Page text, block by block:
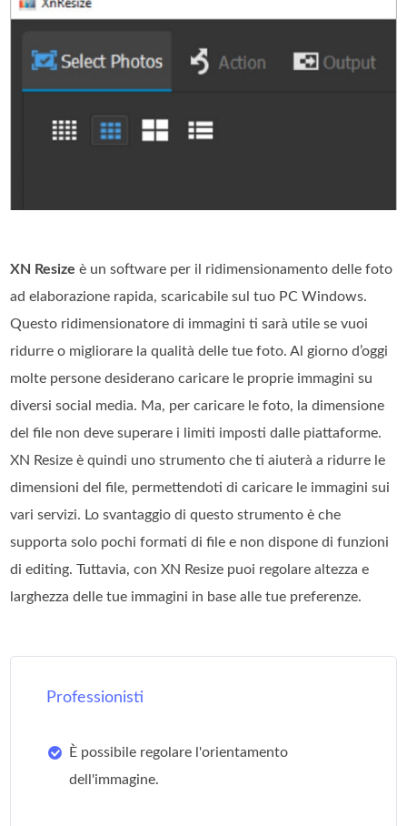
XN Resize è un software per il ridimensionamento delle foto
ad elaborazione rapida, scaricabile sul tuo PC Windows.
Questo ridimensionatore di immagini ti sarà utile se vuoi
ridurre o migliorare la qualità delle tue foto. Al giorno d’oggi
molte persone desiderano caricare le proprie immagini su
diversi social media. Ma, per caricare le foto, la dimensione
del file non deve superare i limiti imposti dalle piattaforme.
XN Resize è quindi uno strumento che ti aiuterà a ridurre le
dimensioni del file, permettendoti di caricare le immagini sui
vari servizi. Lo svantaggio di questo strumento è che
supporta solo pochi formati di file e non dispone di funzioni
di editing. Tuttavia, con XN Resize puoi regolare altezza e
larghezza delle tue immagini in base alle tue preferenze.
Professionisti
È possibile regolare l'orientamento
dell'immagine.